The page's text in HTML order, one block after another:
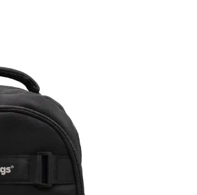
.
mickey mouse
.
minnie mouse
barbie
ferxxo